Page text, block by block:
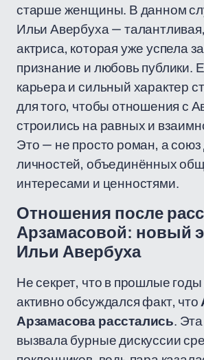
старше женщины. В данном
Ильи Авербуха —
актриса, которая уже успела
признание и любовь публики.
карьера и сильный характер
для того, чтобы отношения с
строились на равных и
Это — не просто роман, а союз
личностей, объединённых
интересами и ценностями.
Отношения после
Арзамасовой: новый
Ильи Авербуха
Не секрет, что в прошлые
активно обсуждался факт, что
Арзамасова расстались.
вызвала бурные дискуссии